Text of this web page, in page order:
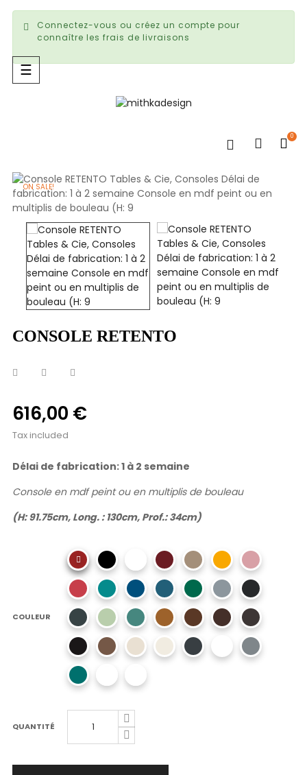
Connectez-vous ou créez un compte pour
connaître les frais de livraisons
0
Basculer
la
☰
ON SALE!
CONSOLE RETENTO
616,00 €
Tax included
Délai de fabrication: 1 à 2 semaine
Console en mdf peint ou en multiplis de bouleau
(H: 91.75cm, Long. : 130cm, Prof.: 34cm)
COULEUR
QUANTITÉ